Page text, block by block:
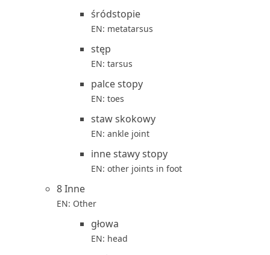
śródstopie
EN: metatarsus
stęp
EN: tarsus
palce stopy
EN: toes
staw skokowy
EN: ankle joint
inne stawy stopy
EN: other joints in foot
8 Inne
EN: Other
głowa
EN: head